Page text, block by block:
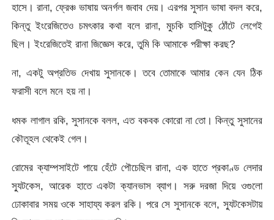
হাসে। রানা, ফ্রেঞ্চ ভাষায় অনর্গল জবাব দেয়। এরপর সুসান ভাষা বদল করে,
কিন্তু ইংরেজিতেও চমৎকার কথা বলে রানা, মুচকি হাসিটুকু ঠোঁটে লেগেই
ছিল। ইংরেজিতেই রানা জিজ্ঞেস করে, তুমি কি আমাকে পরীক্ষা করছ?
না, একটু অপ্রতিভ দেখায় সুসানকে। তবে তোমাকে আমার কেন যেন ঠিক
ফরাসী বলে মনে হয় না।
ধমক লাগাল রকি, সুসানকে বলল, এত বকবক কোরো না তো। কিন্তু সুসানের
কৌতূহল থেকেই গেল।
রোমের ক্যাম্পসাইটে পায়ে হেঁটে পৌচেছিল রানা, এক হাতে প্রকাণ্ড লেদার
স্যুটকেস, আরেক হাতে একটা ক্যানভাস ব্যাগ। সরু দরজা দিয়ে ওগুলো
ঢোকাবার সময় ওকে সাহায্য করল রকি। পরে সে সুসানকে বলে, স্যুটকেসটায়